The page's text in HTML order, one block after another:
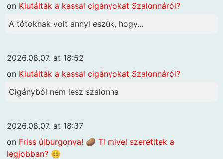
on Kiutálták a kassai cigányokat Szalonnáról?
A tótoknak volt annyi eszük, hogy...
2026.08.07. at 18:52
on Kiutálták a kassai cigányokat Szalonnáról?
Cigányból nem lesz szalonna
2026.08.07. at 18:37
on Friss újburgonya! 🥔 Ti mivel szeretitek a
legjobban? 😊